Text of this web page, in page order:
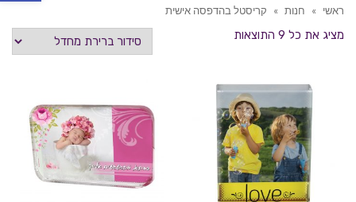
ראשי » חנות » קריסטל בהדפסה אישית
מציג את כל 9 התוצאות